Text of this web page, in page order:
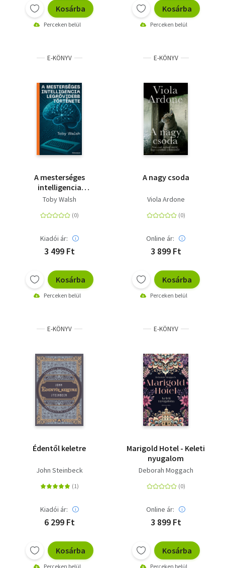
Kosárba
Perceken belül
Kosárba
Perceken belül
E-KÖNYV
A mesterséges
intelligencia
legrövidebb története
Toby Walsh
Kiadói ár:
3 499 Ft
Kosárba
Perceken belül
E-KÖNYV
A nagy csoda
Viola Ardone
Online ár:
3 899 Ft
Kosárba
Perceken belül
E-KÖNYV
Édentől keletre
John Steinbeck
Kiadói ár:
6 299 Ft
Kosárba
Perceken belül
E-KÖNYV
Marigold Hotel - Keleti
nyugalom
Deborah Moggach
Online ár:
3 899 Ft
Kosárba
Perceken belül